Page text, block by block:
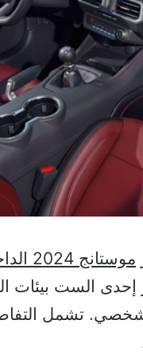
موستانج 2024 الداخلي
إحدى الست بيئات
تشمل